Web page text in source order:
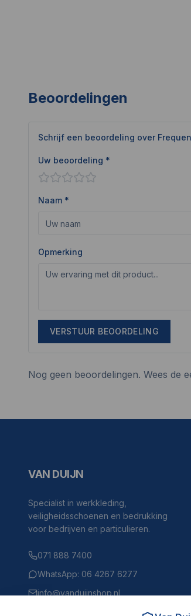
Beoordelingen
Schrijf een beoordeling over
Uw beoordeling *
Naam *
Opmerking
VERSTUUR BEOORDELING
Nog geen beoordelingen. Wees de
VAN DUIJN
Specialist in werkkleding,
veiligheidsschoenen en bedrukking
voor bedrijven en particulieren.
071 888 7400
WhatsApp: 06 4267 6277
info@vanduijnshop.nl
Haven 4, 2225BH Katwijk aan Zee